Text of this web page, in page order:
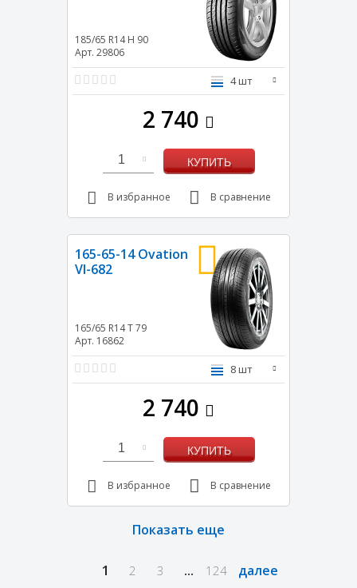
185/65 R14 H 90
Арт. 29806
4 шт
2 740
1 КУПИТЬ
В избранное В сравнение
165-65-14 Ovation
VI-682
165/65 R14T79
Арт. 16862
8 шт
2 740
1 КУПИТЬ
В избранное В сравнение
Показать еще
1 2 3 ... 124 далее